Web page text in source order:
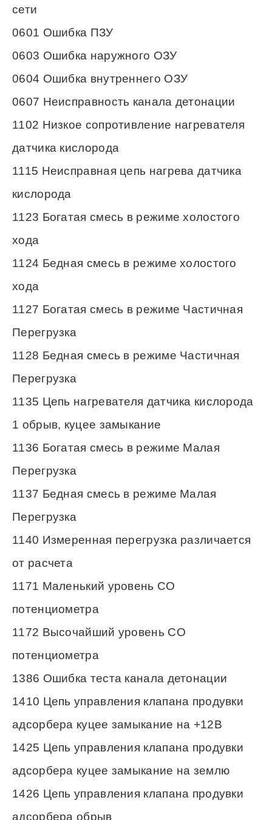
сети
0601 Ошибка ПЗУ
0603 Ошибка наружного ОЗУ
0604 Ошибка внутреннего ОЗУ
0607 Неисправность канала детонации
1102 Низкое сопротивление нагревателя
датчика кислорода
1115 Неисправная цепь нагрева датчика
кислорода
1123 Богатая смесь в режиме холостого
хода
1124 Бедная смесь в режиме холостого
хода
1127 Богатая смесь в режиме Частичная
Перегрузка
1128 Бедная смесь в режиме Частичная
Перегрузка
1135 Цепь нагревателя датчика кислорода
1 обрыв, куцее замыкание
1136 Богатая смесь в режиме Малая
Перегрузка
1137 Бедная смесь в режиме Малая
Перегрузка
1140 Измеренная перегрузка различается
от расчета
1171 Маленький уровень СО
потенциометра
1172 Высочайший уровень СО
потенциометра
1386 Ошибка теста канала детонации
1410 Цепь управления клапана продувки
адсорбера куцее замыкание на +12В
1425 Цепь управления клапана продувки
адсорбера куцее замыкание на землю
1426 Цепь управления клапана продувки
адсорбера обрыв